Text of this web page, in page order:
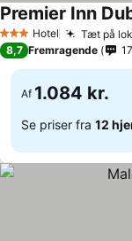
3 StjernerHotel Tæt på
Premier Inn
8,7 Fremragende
Af 1.084 kr.
Se priser fra 12